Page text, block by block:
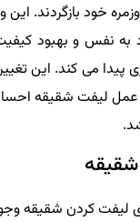
خود بازگردند.
به نفس و بهبود
پیدا می کند. این
عمل لیفت شقیقه
کردن شقیقه وجود